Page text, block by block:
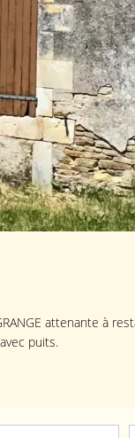
attenante à
puits.